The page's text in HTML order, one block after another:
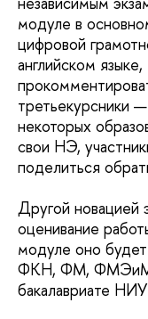
модуле в
цифровой
английском
третьекурсники
некоторых
свои НЭ,
поделиться
Другой новацией
оценивание
модуле оно
ФКН, ФМ,
бакалавриате